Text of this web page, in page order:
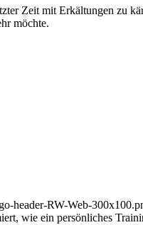
Zeit mit Erkältungen zu
möchte.
header-RW-Web-
wie ein persönliches